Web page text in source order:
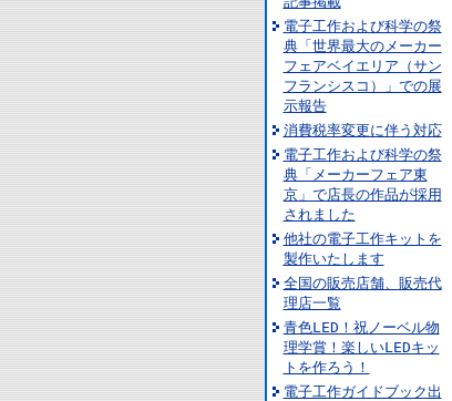
電子工作および科学の祭
典「世界最大のメーカー
フェアベイエリア（サン
フランシスコ）」での展
示報告
消費税率変更に伴う対応
電子工作および科学の祭
典「メーカーフェア東
京」で店長の作品が採用
されました
他社の電子工作キットを
製作いたします
全国の販売店舗、販売代
理店一覧
青色LED！祝ノーベル物
理学賞！楽しいLEDキッ
トを作ろう！
電子工作ガイドブック出